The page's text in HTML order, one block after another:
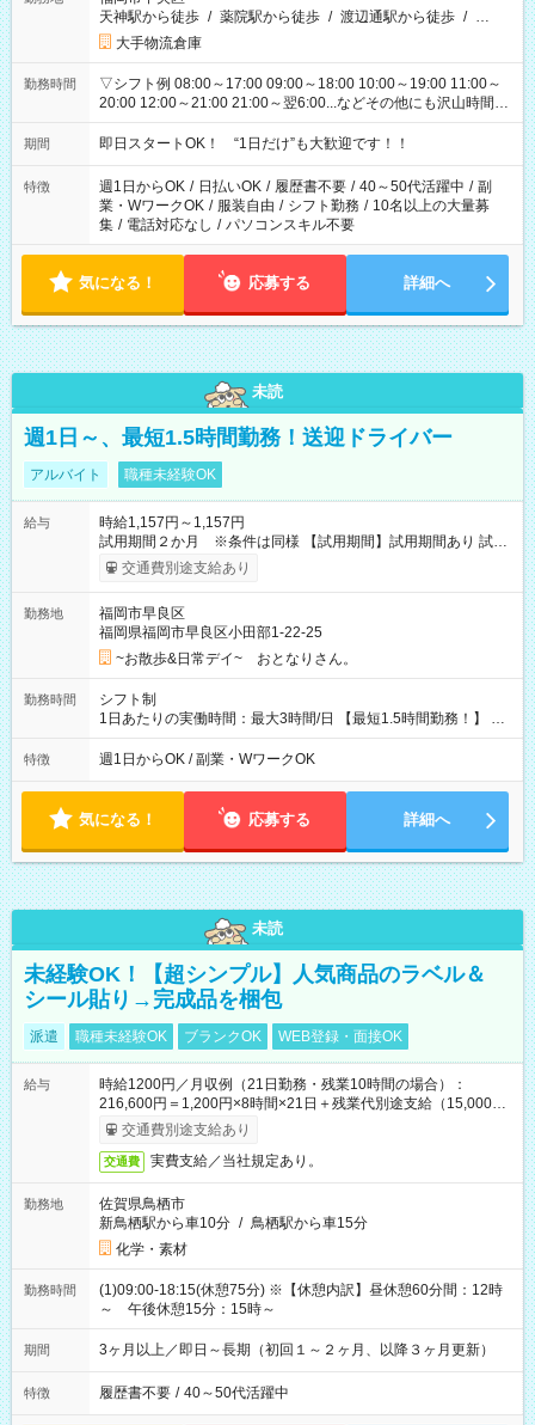
天神駅から徒歩 / 薬院駅から徒歩 / 渡辺通駅から徒歩 / …
大手物流倉庫
勤務時間
▽シフト例 08:00～17:00 09:00～18:00 10:00～19:00 11:00～
20:00 12:00～21:00 21:00～翌6:00...などその他にも沢山時間が
ございます！ 基本は実働8時間（休憩1時間）がメインですが、
他にもご希望があればご相談ください！
期間 即日スタートOK！ “1日だけ”も大歓迎です！！
特徴 週1日からOK / 日払いOK / 履歴書不要 / 40～50代活躍中 / 副
業・WワークOK / 服装自由 / シフト勤務 / 10名以上の大量募
集 / 電話対応なし / パソコンスキル不要
気になる！ 応募する 詳細へ
未読
週1日～、最短1.5時間勤務！送迎ドライバー
アルバイト 職種未経験OK
給与
時給1,157円～1,157円
試用期間２か月 ※条件は同様 【試用期間】試用期間あり 試用
期間の長さ：2ヶ月 雇用形態、給与は本採用時と同じです。
交通費別途支給あり
勤務地
福岡市早良区
福岡県福岡市早良区小田部1-22-25
~お散歩&日常デイ~ おとなりさん。
勤務時間
シフト制
1日あたりの実働時間：最大3時間/日 【最短1.5時間勤務！】 基
本的に朝8:00～9:30と夕方16:30～18:00 週1日、土日のみな
ど、午前午後どちらかの勤務も可能です。
特徴 週1日からOK / 副業・WワークOK
気になる！ 応募する 詳細へ
未読
未経験OK！【超シンプル】人気商品のラベル＆
シール貼り→完成品を梱包
派遣 職種未経験OK ブランクOK WEB登録・面接OK
給与
時給1200円／月収例（21日勤務・残業10時間の場合）：
216,600円＝1,200円×8時間×21日＋残業代別途支給（15,000
円）交通費別途支給あり
交通費 実費支給／当社規定あり。
勤務地
佐賀県鳥栖市
新鳥栖駅から車10分 / 鳥栖駅から車15分
化学・素材
勤務時間
(1)09:00-18:15(休憩75分) ※【休憩内訳】昼休憩60分間：12時
～ 午後休憩15分：15時～
期間 3ヶ月以上／即日～長期（初回１～２ヶ月、以降３ヶ月更新）
特徴 履歴書不要 / 40～50代活躍中